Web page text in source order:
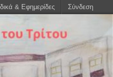
& Εφημερίδες Σύνδεση